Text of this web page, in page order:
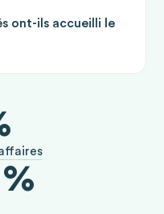
ont-ils accueilli le